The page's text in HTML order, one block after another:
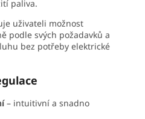
paliva.
uživateli možnost
podle svých požadavků a
bez potřeby elektrické
– intuitivní a snadno